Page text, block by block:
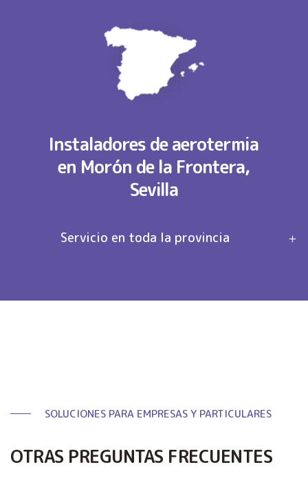
Instaladores de aerotermia
en Morón de la Frontera,
Sevilla
Servicio en toda la provincia
SOLUCIONES PARA EMPRESAS Y PARTICULARES
OTRAS PREGUNTAS FRECUENTES